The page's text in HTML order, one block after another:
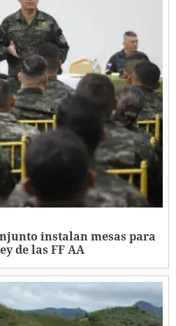
instalan mesas para
de las FF AA